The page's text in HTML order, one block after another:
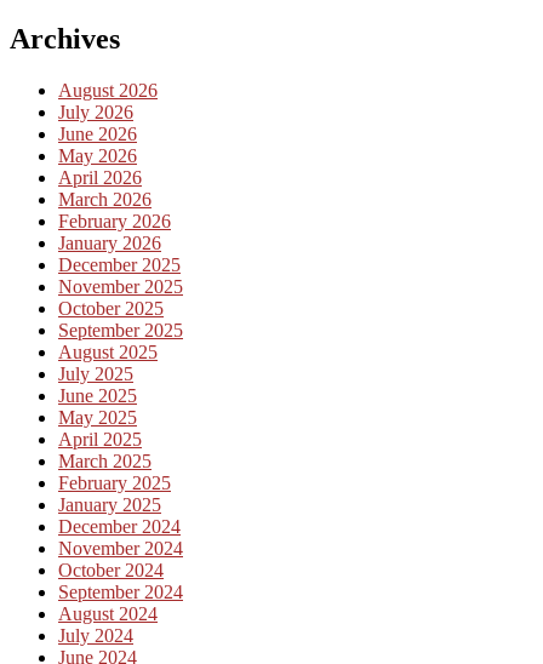
Archives
August 2026
July 2026
June 2026
May 2026
April 2026
March 2026
February 2026
January 2026
December 2025
November 2025
October 2025
September 2025
August 2025
July 2025
June 2025
May 2025
April 2025
March 2025
February 2025
January 2025
December 2024
November 2024
October 2024
September 2024
August 2024
July 2024
June 2024